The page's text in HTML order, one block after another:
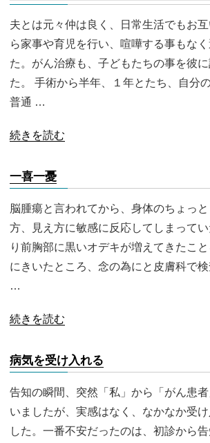
夫とは元々仲は良く、日常生活でもお
ら家事や育児を行い、喧嘩する事もな
た。がん治療も、子どもたちの事を彼
た。 手術から半年、１年とたち、自分
普通 …
続きを読む
一喜一憂
脳腫瘍と言われてから、身体のちょっ
方、見え方に敏感に反応してしまって
り前胸部に黒いオデキが増えてきたこ
にきいたところ、念の為にと皮膚科で検
…
続きを読む
病気を受け入れる
告知の瞬間、突然「私」から「がん患
いましたが、実感はなく、なかなか受
した。一番不安だったのは、初診から